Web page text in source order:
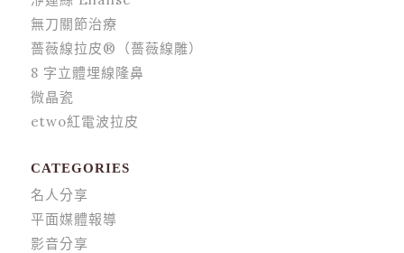
無刀關節治療
薔薇線拉皮®（薔薇線雕）
8 字立體埋線隆鼻
微晶瓷
etwo紅電波拉皮
CATEGORIES
名人分享
平面媒體報導
影音分享